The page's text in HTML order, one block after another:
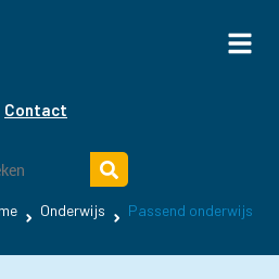
Contact
Onderwijs Passend onderwijs